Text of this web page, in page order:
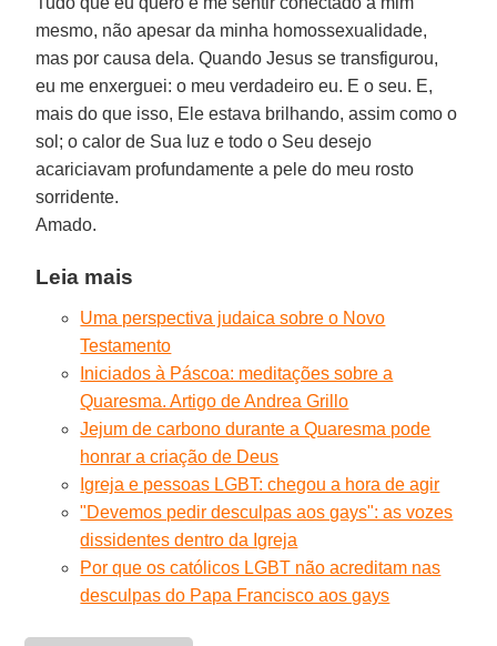
mesmo, não apesar da minha homossexualidade,
mas por causa dela. Quando Jesus se transfigurou,
eu me enxerguei: o meu verdadeiro eu. E o seu. E,
mais do que isso, Ele estava brilhando, assim como o
sol; o calor de Sua luz e todo o Seu desejo
acariciavam profundamente a pele do meu rosto
sorridente.
Amado.
Leia mais
Uma perspectiva judaica sobre o Novo
Testamento
Iniciados à Páscoa: meditações sobre a
Quaresma. Artigo de Andrea Grillo
Jejum de carbono durante a Quaresma pode
honrar a criação de Deus
Igreja e pessoas LGBT: chegou a hora de agir
"Devemos pedir desculpas aos gays": as vozes
dissidentes dentro da Igreja
Por que os católicos LGBT não acreditam nas
desculpas do Papa Francisco aos gays